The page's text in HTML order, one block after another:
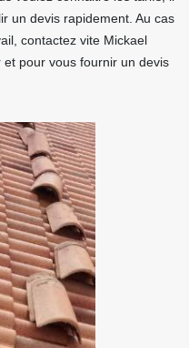
un devis rapidement. Au cas
contactez vite Mickael
pour vous fournir un devis